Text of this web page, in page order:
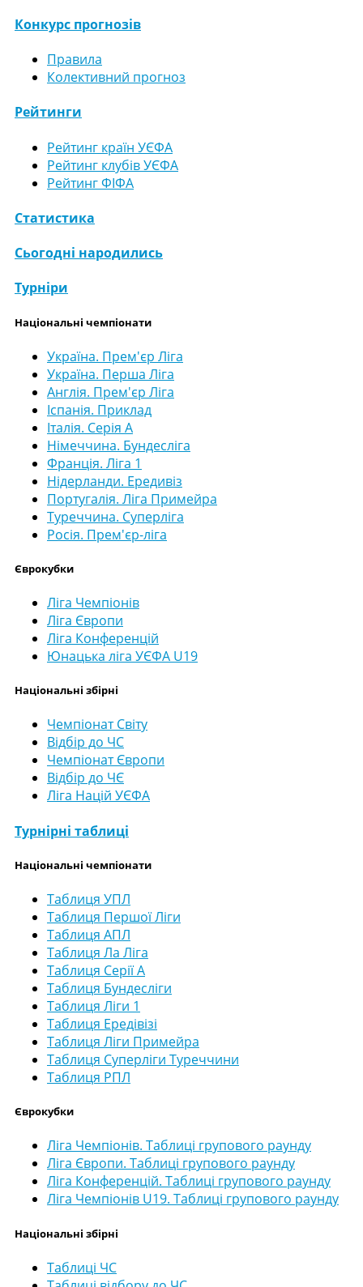
Конкурс прогнозів
Правила
Колективний прогноз
Рейтинги
Рейтинг країн УЄФА
Рейтинг клубів УЄФА
Рейтинг ФІФА
Статистика
Сьогодні народились
Турніри
Національні чемпіонати
Україна. Прем'єр Ліга
Україна. Перша Ліга
Англія. Прем'єр Ліга
Іспанія. Приклад
Італія. Серія А
Німеччина. Бундесліга
Франція. Ліга 1
Нідерланди. Ередивіз
Португалія. Ліга Примейра
Туреччина. Суперліга
Росія. Прем'єр-ліга
Єврокубки
Ліга Чемпіонів
Ліга Європи
Ліга Конференцій
Юнацька ліга УЄФА U19
Національні збірні
Чемпіонат Світу
Відбір до ЧС
Чемпіонат Європи
Відбір до ЧЄ
Ліга Націй УЄФА
Турнірні таблиці
Національні чемпіонати
Таблиця УПЛ
Таблиця Першої Ліги
Таблиця АПЛ
Таблиця Ла Ліга
Таблиця Серії А
Таблиця Бундесліги
Таблиця Ліги 1
Таблиця Ередівізі
Таблиця Ліги Примейра
Таблиця Суперліги Туреччини
Таблиця РПЛ
Єврокубки
Ліга Чемпіонів. Таблиці групового раунду
Ліга Європи. Таблиці групового раунду
Ліга Конференцій. Таблиці групового раунду
Ліга Чемпіонів U19. Таблиці групового раунду
Національні збірні
Таблиці ЧС